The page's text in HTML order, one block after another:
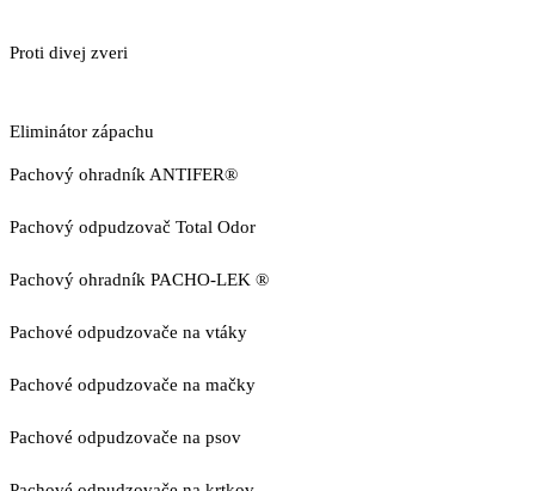
Proti divej zveri
Eliminátor zápachu
Pachový ohradník ANTIFER®
Pachový odpudzovač Total Odor
Pachový ohradník PACHO-LEK ®
Pachové odpudzovače na vtáky
Pachové odpudzovače na mačky
Pachové odpudzovače na psov